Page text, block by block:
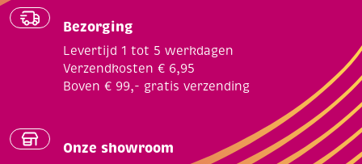
Bezorging
Levertijd 1 tot 5 werkdagen
Verzendkosten € 6,95
Boven € 99,- gratis verzending
Onze showroom